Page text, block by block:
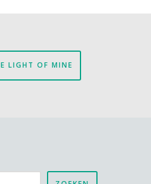
LIGHT OF MINE